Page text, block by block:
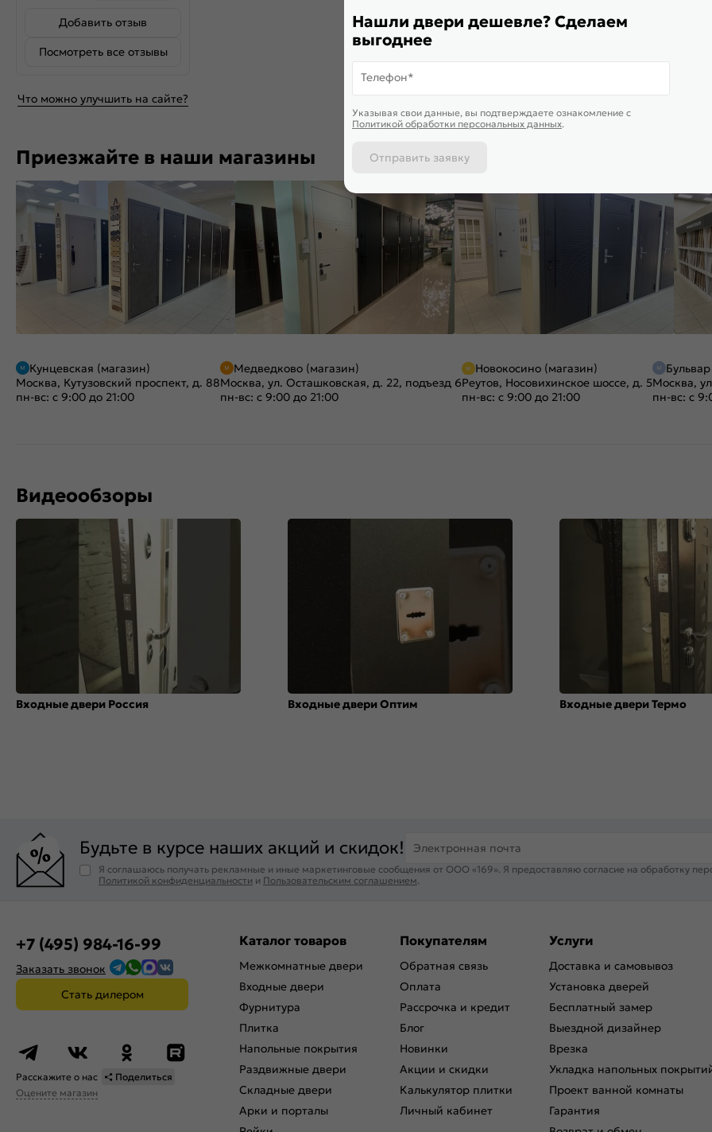
Добавить отзыв
Посмотреть все отзывы
Что можно улучшить на сайте?
Приезжайте в наши магазины
Кунцевская (магазин)
Москва, Кутузовский проспект, д. 88
пн-вс: с 9:00 до 21:00
Медведково (магазин)
Москва, ул. Осташковская, д. 22, подъезд 6
пн-вс: с 9:00 до 21:00
Новокосино (магазин)
Реутов, Носовихинское шоссе, д. 5
пн-вс: с 9:00 до 21:00
Москва,
пн-вс: с
Видеообзоры
Входные двери Россия Входные двери Оптим Входные двери Термо
Будьте в курсе наших акций и скидок! Электронная почта
Я соглашаюсь получать рекламные и иные маркетинговые сообщения от ООО «169». Я предоставляю согласие на обработку
Политикой конфиденциальности и Пользовательским соглашением.
+7 (495) 984-16-99
Заказать звонок
Стать дилером
Расскажите о нас
Поделиться
Оцените магазин
Каталог товаров
Межкомнатные двери
Входные двери
Фурнитура
Плитка
Напольные покрытия
Раздвижные двери
Складные двери
Арки и порталы
Покупателям
Обратная связь
Оплата
Рассрочка и кредит
Блог
Новинки
Акции и скидки
Калькулятор плитки
Личный кабинет
Услуги
Доставка и самовывоз
Установка дверей
Бесплатный замер
Выездной дизайнер
Врезка
Укладка напольных
Проект ванной комнаты
Гарантия
Нашли двери дешевле? Сделаем
выгоднее
Телефон*
Указывая свои данные, вы подтверждаете ознакомление c
Политикой обработки персональных данных.
Отправить заявку